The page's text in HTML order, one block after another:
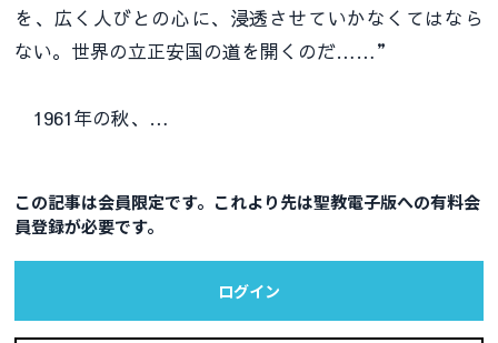
を、広く人びとの心に、浸透させていかなくてはなら
ない。世界の立正安国の道を開くのだ……”
1961年の秋、…
この記事は会員限定です。これより先は聖教電子版への有料会
員登録が必要です。
ログイン